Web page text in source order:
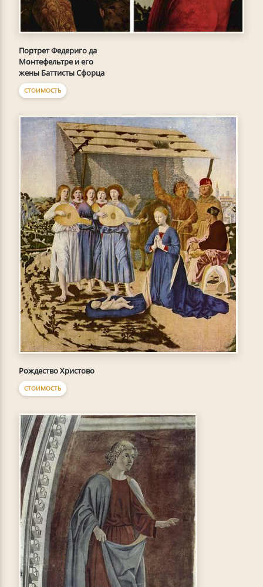
Портрет Федериго да
Монтефельтре и его
жены Баттисты Сфорца
СТОИМОСТЬ
Рождество Христово
СТОИМОСТЬ